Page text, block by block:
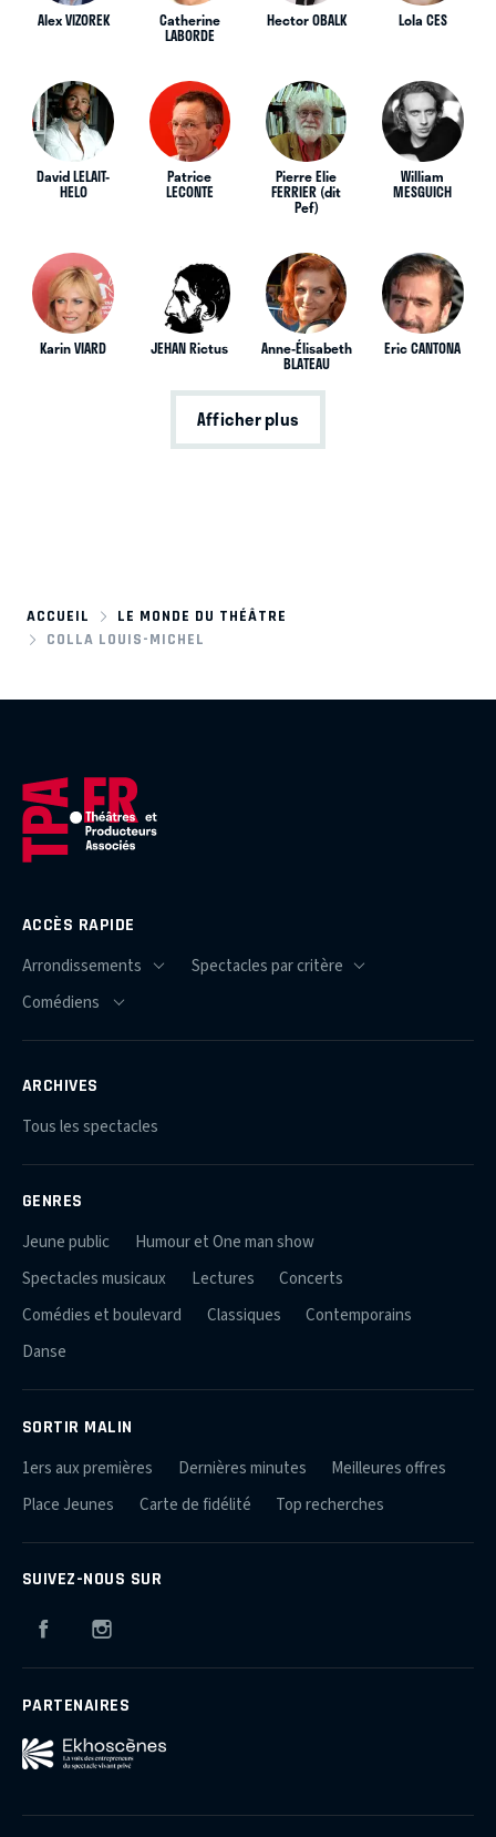
Alex VIZOREK Catherine
LABORDE
Hector OBALK Lola CES
David LELAIT-
HELO
Patrice
LECONTE
Pierre Elie
FERRIER (dit
Pef)
William
MESGUICH
Karin VIARD JEHAN Rictus Anne-Élisabeth
BLATEAU
Eric CANTONA
Afficher plus
ACCUEIL
LE MONDE DU THÉÂTRE
COLLA LOUIS-MICHEL
ACCÈS RAPIDE
ARCHIVES
Tous les spectacles
GENRES
Jeune public
Humour et One man show
Spectacles musicaux
Lectures
Concerts
Comédies et boulevard
Classiques
Contemporains
Danse
SORTIR MALIN
1ers aux premières Dernières minutes
Meilleures offres
Place Jeunes
Carte de fidélité Top recherches
SUIVEZ-NOUS SUR
Facebook
PARTENAIRES